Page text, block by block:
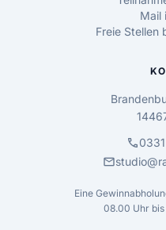
Mail
Freie Stellen
call
mail
Eine
08.00 Uhr